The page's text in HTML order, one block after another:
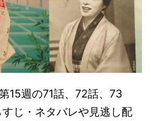
15週の71話、72話、73
じ・ネタバレや見逃し配